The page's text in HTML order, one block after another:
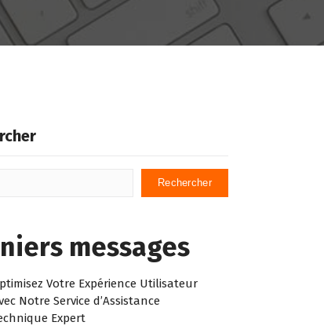
Rechercher
messages
Votre Expérience Utilisateur
Notre Service d’Assistance
Expert